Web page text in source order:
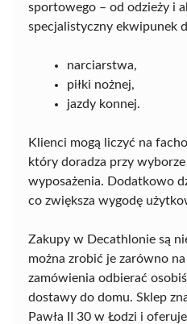
sportowego – od odzieży i
specjalistyczny ekwipunek
narciarstwa,
piłki nożnej,
jazdy konnej.
Klienci mogą liczyć na
który doradza przy
wyposażenia. Dodatkowo
co zwiększa wygodę
Zakupy w Decathlonie są
można zrobić je zarówno
zamówienia odbierać
dostawy do domu. Sklep
Pawła II 30 w Łodzi i